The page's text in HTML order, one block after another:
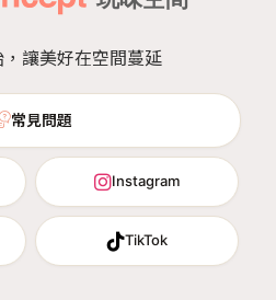
讓美好在空間蔓延
常見問題
Instagram
TikTok